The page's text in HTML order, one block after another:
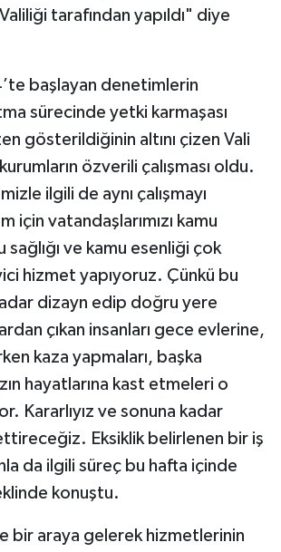
tarafından yapıldı" diye
başlayan denetimlerin
sürecinde yetki karmaşası
gösterildiğinin altını çizen Vali
özverili çalışması oldu.
ilgili de aynı çalışmayı
için vatandaşlarımızı kamu
sağlığı ve kamu esenliği çok
hizmet yapıyoruz. Çünkü bu
dizayn edip doğru yere
çıkan insanları gece evlerine,
kaza yapmaları, başka
hayatlarına kast etmeleri o
Kararlıyız ve sonuna kadar
Eksiklik belirlenen bir iş
da ilgili süreç bu hafta içinde
konuştu.
bir araya gelerek hizmetlerinin